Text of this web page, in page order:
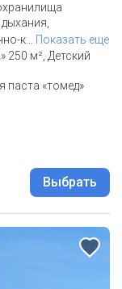
к… Показать еще
250 м², Детский
паста «томед»
Выбрать